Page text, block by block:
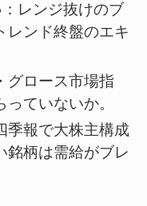
：レンジ抜けのブ
レンド終盤のエキ
グロース市場指
ていないか。
季報で大株主構成
銘柄は需給がブレ